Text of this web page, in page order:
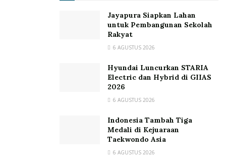
Jayapura Siapkan Lahan
untuk Pembangunan Sekolah
Rakyat
6 AGUSTUS 2026
Hyundai Luncurkan STARIA
Electric dan Hybrid di GIIAS
2026
6 AGUSTUS 2026
Indonesia Tambah Tiga
Medali di Kejuaraan
Taekwondo Asia
6 AGUSTUS 2026